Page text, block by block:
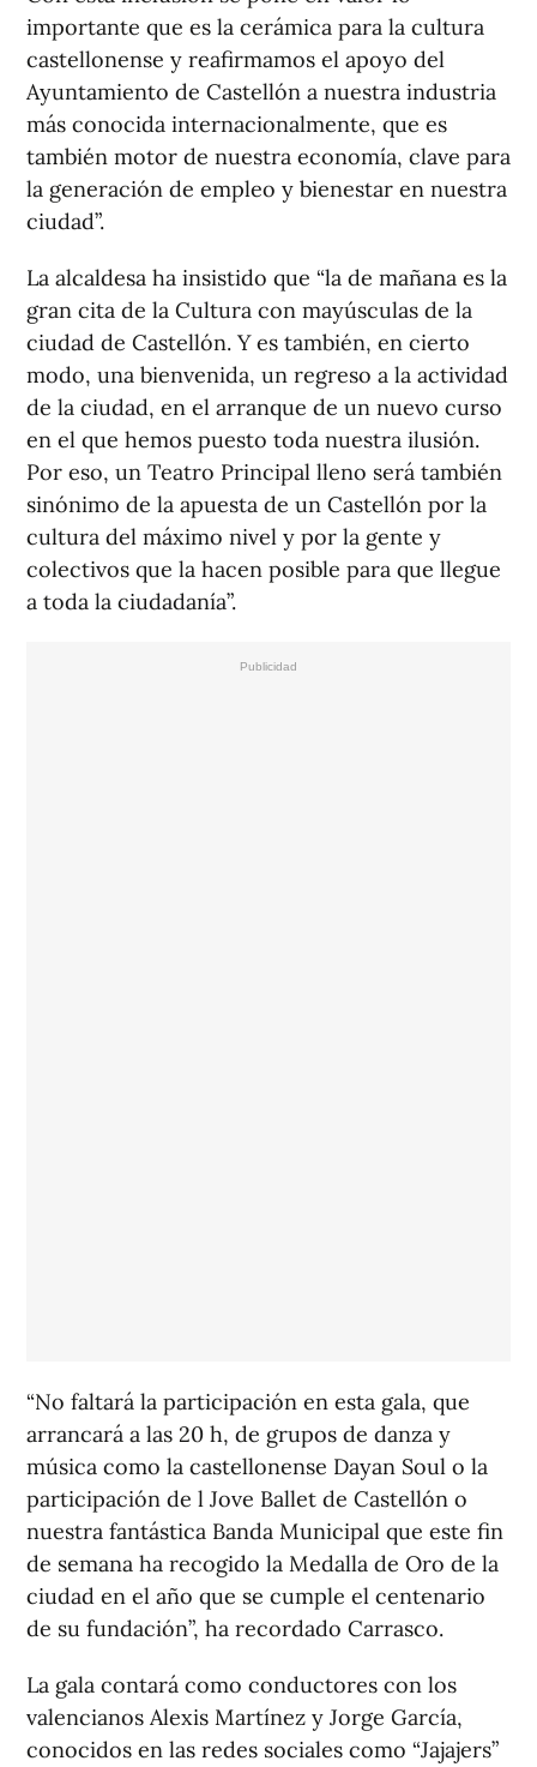
importante que es la cerámica para la cultura
castellonense y reafirmamos el apoyo del
Ayuntamiento de Castellón a nuestra industria
más conocida internacionalmente, que es
también motor de nuestra economía, clave para
la generación de empleo y bienestar en nuestra
ciudad”.
La alcaldesa ha insistido que “la de mañana es la
gran cita de la Cultura con mayúsculas de la
ciudad de Castellón. Y es también, en cierto
modo, una bienvenida, un regreso a la actividad
de la ciudad, en el arranque de un nuevo curso
en el que hemos puesto toda nuestra ilusión.
Por eso, un Teatro Principal lleno será también
sinónimo de la apuesta de un Castellón por la
cultura del máximo nivel y por la gente y
colectivos que la hacen posible para que llegue
a toda la ciudadanía”.
“No faltará la participación en esta gala, que
arrancará a las 20 h, de grupos de danza y
música como la castellonense Dayan Soul o la
participación de l Jove Ballet de Castellón o
nuestra fantástica Banda Municipal que este fin
de semana ha recogido la Medalla de Oro de la
ciudad en el año que se cumple el centenario
de su fundación”, ha recordado Carrasco.
La gala contará como conductores con los
valencianos Alexis Martínez y Jorge García,
conocidos en las redes sociales como “Jajajers”